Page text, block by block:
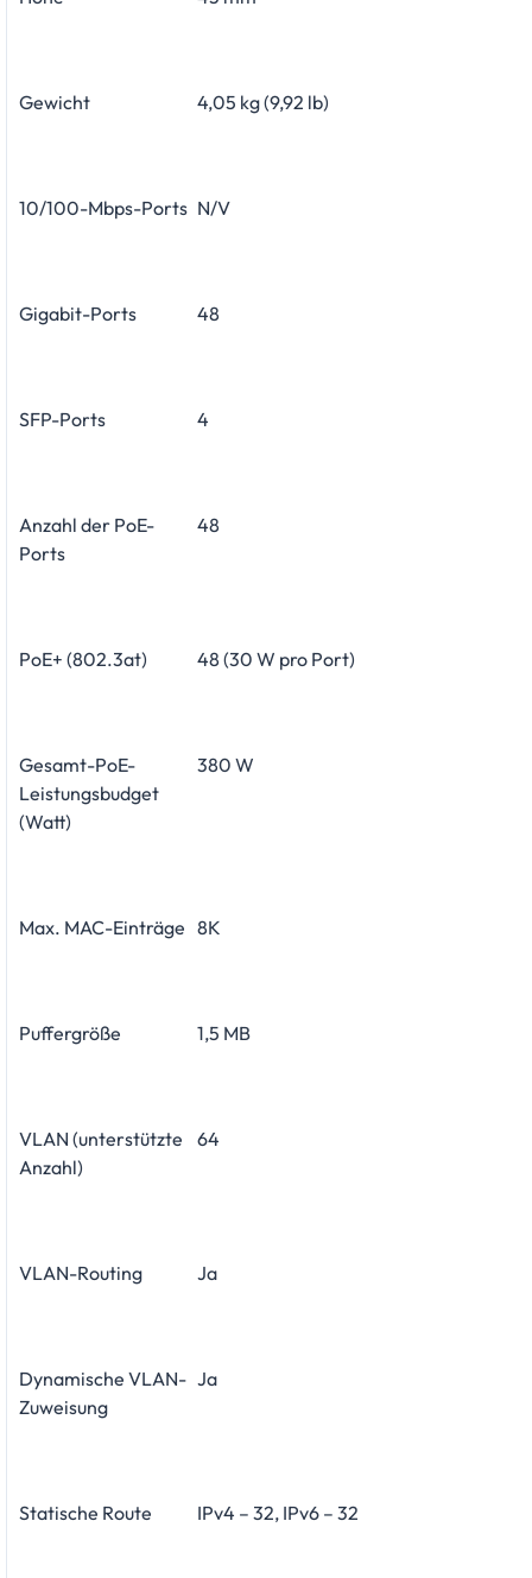
Gewicht 4,05 kg (9,92 lb)
10/100-Mbps-Ports N/V
Gigabit-Ports 48
SFP-Ports 4
Anzahl der PoE-
Ports
48
PoE+ (802.3at) 48 (30 W pro Port)
Gesamt-PoE-
Leistungsbudget
(Watt)
380 W
Max. MAC-Einträge 8K
Puffergröße 1,5 MB
VLAN (unterstützte
Anzahl)
64
VLAN-Routing Ja
Dynamische VLAN-
Zuweisung
Ja
Statische Route IPv4 – 32, IPv6 – 32